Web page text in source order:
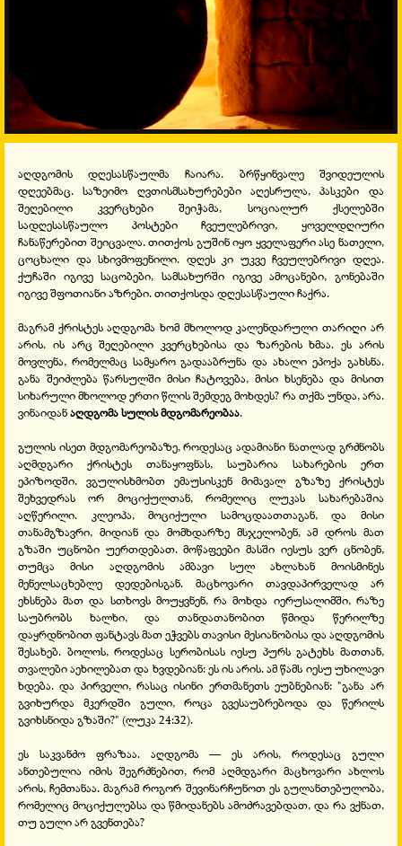
აღდგომის დღესასწაულმა ჩაიარა. ბრწყინვალე შვიდეულის
დღეებმაც. საზეიმო ღვთისმსახურებები აღესრულა, პასკები და
შეღებილი კვერცხები შეიჭამა, სოციალურ ქსელებში
სადღესასწაულო პოსტები ჩვეულებრივი, ყოველდღიური
ჩანაწერებით შეიცვალა. თითქოს გუშინ იყო ყველაფერი ასე ნათელი,
ცოცხალი და სხივმოფენილი. დღეს კი უკვე ჩვეულებრივი დღეა.
ქუჩაში იგივე საცობები, სამსახურში იგივე ამოცანები, გონებაში
იგივე შფოთიანი აზრები. თითქოსდა დღესასწაული ჩაქრა.
მაგრამ ქრისტეს აღდგომა ხომ მხოლოდ კალენდარული თარიღი არ
არის. ის არც შეღებილი კვერცხებისა და ზარების ხმაა. ეს არის
მოვლენა, რომელმაც სამყარო გადააბრუნა და ახალი ეპოქა გახსნა.
განა შეიძლება წარსულში მისი ჩატოვება, მისი ხსენება და მისით
სიხარული მხოლოდ ერთი წლის შემდეგ მოხდეს? რა თქმა უნდა, არა.
ვინაიდანაღდგომა სულის მდგომარეობაა.
გულის ისეთ მდგომარეობაზე, როდესაც ადამიანი ნათლად გრძნობს
აღმდგარი ქრისტეს თანაყოფნას, საუბარია სახარების ერთ
ეპიზოდში. ვგულისხმობთ ემაუსისკენ მიმავალ გზაზე ქრისტეს
შეხვედრას ორ მოციქულთან, რომელიც ლუკას სახარებაშია
აღწერილი. კლეოპა, მოციქული სამოცდაათთაგან, და მისი
თანამგზავრი, მიდიან და მომხდარზე მსჯელობენ, ამ დროს მათ
გზაში უცნობი უერთდებათ. მოწაფეები მასში იესუს ვერ ცნობენ,
თუმცა მისი აღდგომის ამბავი სულ ახლახან მოისმინეს
მენელსაცხებლე დედებისგან. მაცხოვარი თავდაპირველად არ
ეხსნება მათ და სთხოვს მოუყვნენ, რა მოხდა იერუსალიმში, რაზე
საუბრობს ხალხი, და თანდათანობით წმიდა წერილზე
დაყრდნობით ფანტავს მათ ეჭვებს თავისი მესიანობისა და აღდგომის
შესახებ. ბოლოს, როდესაც სერობისას იესუ პურს გატეხს მათთან,
თვალები აეხილებათ და ხვდებიან: ეს ის არის. ამ წამს იესუ უხილავი
ხდება. და პირველი, რასაც ისინი ერთმანეთს ეუბნებიან: "განა არ
გვიხურდა მკერდში გული, როცა გვესაუბრებოდა და წერილს
გვიხსნიდა გზაში?" (ლუკა 24:32).
ეს საკვანძო ფრაზაა. აღდგომა — ეს არის, როდესაც გული
ანთებულია იმის შეგრძნებით, რომ აღმდგარი მაცხოვარი ახლოს
არის, ჩემთანაა. მაგრამ როგორ შევინარჩუნოთ ეს გულანთებულობა,
რომელიც მოციქულებსა და წმიდანებს ამოძრავებდათ, და რა ვქნათ,
თუ გული არ გვენთება?